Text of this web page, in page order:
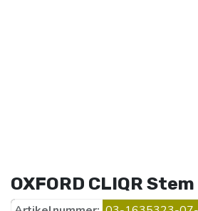
OXFORD CLIQR